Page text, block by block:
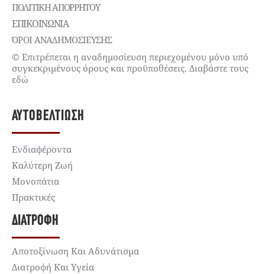
ΠΟΛΙΤΙΚΉ ΑΠΟΡΡΉΤΟΥ
ΕΠΙΚΟΙΝΩΝΊΑ
ΌΡΟΙ ΑΝΑΔΗΜΟΣΙΕΥΣΗΣ
© Επιτρέπεται η αναδημοσίευση περιεχομένου μόνο υπό
συγκεκριμένους όρους και προϋποθέσεις. Διαβάστε τους
εδώ
ΑΥΤΟΒΕΛΤΊΩΣΗ
Ενδιαφέροντα
Καλύτερη Ζωή
Μονοπάτια
Πρακτικές
ΔΙΑΤΡΟΦΉ
Αποτοξίνωση Και Αδυνάτισμα
Διατροφή Και Υγεία